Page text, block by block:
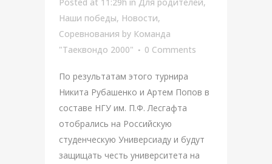
Наши победы, Новости,
Соревнования by Команда
"Таеквондо 2000"
0 Comments
По результатам этого турнира
Никита Рубашенко и Артем Попов в
составе НГУ им. П.Ф. Лесгафта
отобрались на Российскую
студенческую Универсиаду и будут
защищать честь университета на